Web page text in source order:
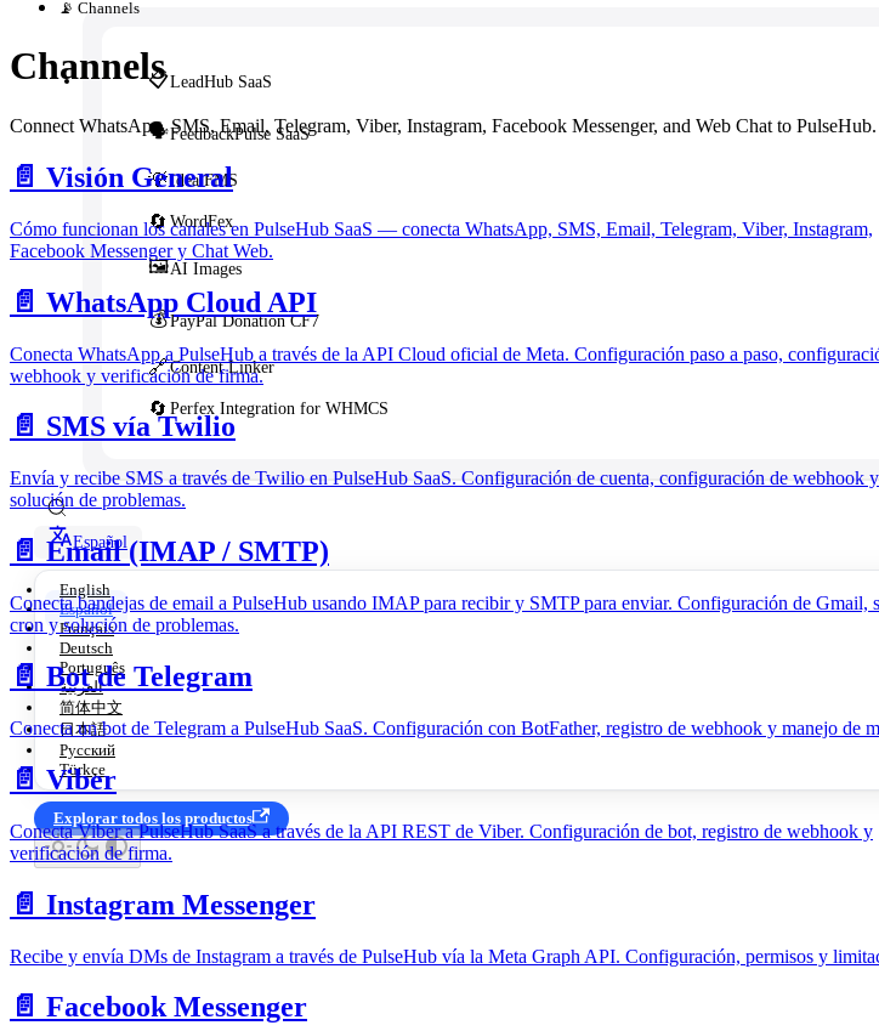
📋LeadHub SaaS
🗣️FeedbackPulse SaaS
💡 Idea FMS
🔄 WordFex
🖼️AI Images
💰PayPal Donation CF7
🔗Content Linker
🔄 Perfex Integration for WHMCS
Español
English
Español
Français
Deutsch
Português
العربية
简体中文
日本語
Русский
Türkçe
Explorar todos los productos
📡 Channels
Channels
Connect WhatsApp, SMS, Email, Telegram, Viber, Instagram, Facebook Messenger, and Web Chat to PulseHub.
📄️ Visión General
Cómo funcionan los canales en PulseHub SaaS — conecta WhatsApp, SMS, Email, Telegram, Viber, Instagram,
Facebook Messenger y Chat Web.
📄️ WhatsApp Cloud API
Conecta WhatsApp a PulseHub a través de la API Cloud oficial de Meta. Configuración paso a paso,
webhook y verificación de firma.
📄️ SMS vía Twilio
Envía y recibe SMS a través de Twilio en PulseHub SaaS. Configuración de cuenta, configuración de webhook y
solución de problemas.
📄️ Email (IMAP / SMTP)
Conecta bandejas de email a PulseHub usando IMAP para recibir y SMTP para enviar. Configuración de Gmail,
cron y solución de problemas.
📄️ Bot de Telegram
Conecta un bot de Telegram a PulseHub SaaS. Configuración con BotFather, registro de webhook y manejo de
📄️ Viber
Conecta Viber a PulseHub SaaS a través de la API REST de Viber. Configuración de bot, registro de webhook y
verificación de firma.
📄️ Instagram Messenger
Recibe y envía DMs de Instagram a través de PulseHub vía la Meta Graph API. Configuración, permisos y
📄️ Facebook Messenger